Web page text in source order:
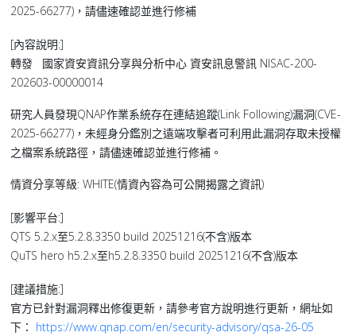
2025-66277)，請儘速確認並進行修補
[內容說明:]
轉發 國家資安資訊分享與分析中心 資安訊息警訊 NISAC-200-
202603-00000014
研究人員發現QNAP作業系統存在連結追蹤(Link Following)漏洞(CVE-
2025-66277)，未經身分鑑別之遠端攻擊者可利用此漏洞存取未授權
之檔案系統路徑，請儘速確認並進行修補。
情資分享等級: WHITE(情資內容為可公開揭露之資訊)
[影響平台:]
QTS 5.2.x至5.2.8.3350 build 20251216(不含)版本
QuTS hero h5.2.x至h5.2.8.3350 build 20251216(不含)版本
[建議措施:]
官方已針對漏洞釋出修復更新，請參考官方說明進行更新，網址如
下： https://www.qnap.com/en/security-advisory/qsa-26-05